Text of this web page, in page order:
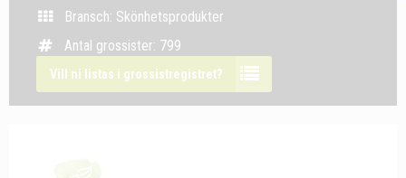
Bransch: Skönhetsprodukter
Antal grossister: 799
Vill ni listas i grossistregistret?